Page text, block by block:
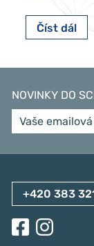
Číst dál
NOVINKY DO
+420 383